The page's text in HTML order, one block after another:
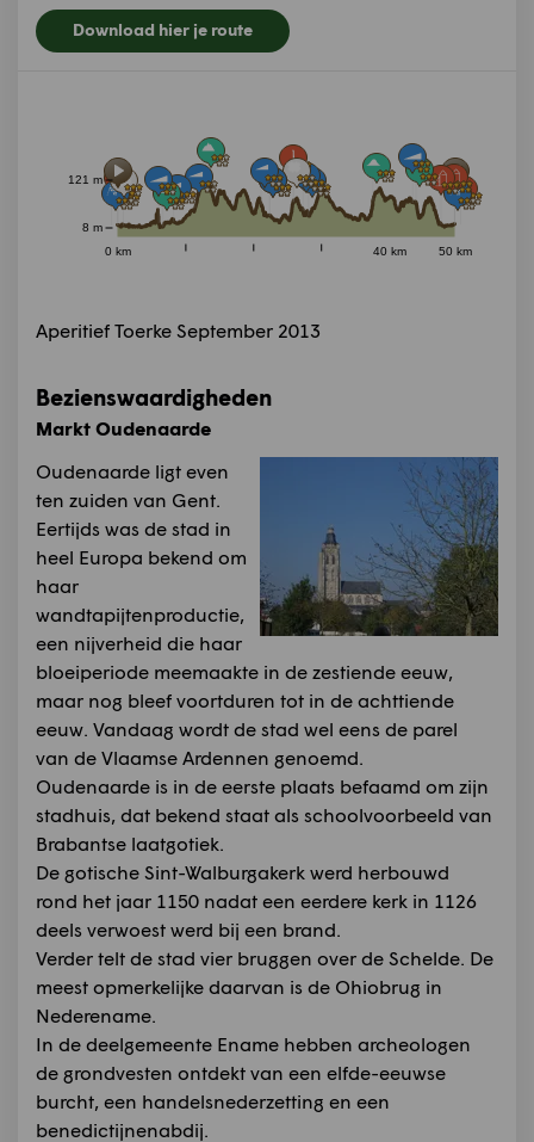
0 km 40 km 50 km
8 m
121 m
Aperitief Toerke September 2013
Bezienswaardigheden
Markt Oudenaarde
Oudenaarde ligt even
ten zuiden van Gent.
Eertijds was de stad in
heel Europa bekend om
haar
wandtapijtenproductie,
een nijverheid die haar
bloeiperiode meemaakte in de zestiende eeuw,
maar nog bleef voortduren tot in de achttiende
eeuw. Vandaag wordt de stad wel eens de parel
van de Vlaamse Ardennen genoemd.
Oudenaarde is in de eerste plaats befaamd om zijn
stadhuis, dat bekend staat als schoolvoorbeeld van
Brabantse laatgotiek.
De gotische Sint-Walburgakerk werd herbouwd
rond het jaar 1150 nadat een eerdere kerk in 1126
deels verwoest werd bij een brand.
Verder telt de stad vier bruggen over de Schelde. De
meest opmerkelijke daarvan is de Ohiobrug in
Nederename.
In de deelgemeente Ename hebben archeologen
de grondvesten ontdekt van een elfde-eeuwse
burcht, een handelsnederzetting en een
benedictijnenabdij.
Download hier je route